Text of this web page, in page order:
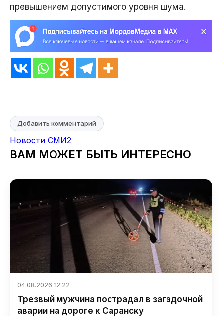
превышением допустимого уровня шума.
Добавить комментарий
Новости СМИ2
ВАМ МОЖЕТ БЫТЬ ИНТЕРЕСНО
04.08.2026 12:22
Трезвый мужчина пострадал в загадочной
аварии на дороге к Саранску